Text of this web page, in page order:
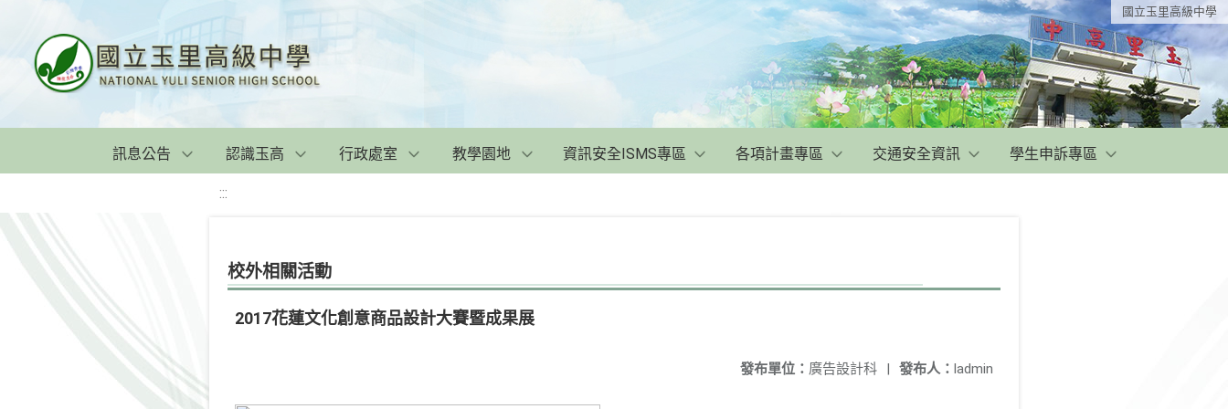
國立玉里高級中學
訊息公告 認識玉高 行政處室 教學園地 資訊安全ISMS專區 各項計畫專區 交通安全資訊 學生申訴專區
:::
校外相關活動
2017花蓮文化創意商品設計大賽暨成果展
發布人： ladmin
發布單位： 廣告設計科 |